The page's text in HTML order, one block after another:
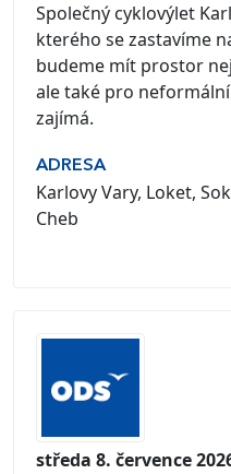
Společný cyklovýlet
kterého se zastavíme
budeme mít prostor
ale také pro
zajímá.
ADRESA
Karlovy Vary, Loket,
Cheb
středa 8. července